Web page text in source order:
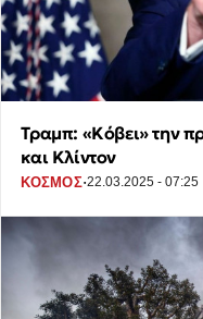
Τραμπ: «Κόβει» την
και Κλίντον
ΚΟΣΜΟΣ·22.03.2025 - 07:25